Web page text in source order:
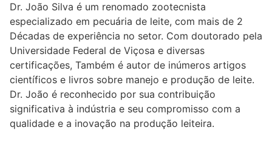
Dr. João Silva é um renomado zootecnista
especializado em pecuária de leite, com mais de 2
Décadas de experiência no setor. Com doutorado pela
Universidade Federal de Viçosa e diversas
certificações, Também é autor de inúmeros artigos
científicos e livros sobre manejo e produção de leite.
Dr. João é reconhecido por sua contribuição
significativa à indústria e seu compromisso com a
qualidade e a inovação na produção leiteira.